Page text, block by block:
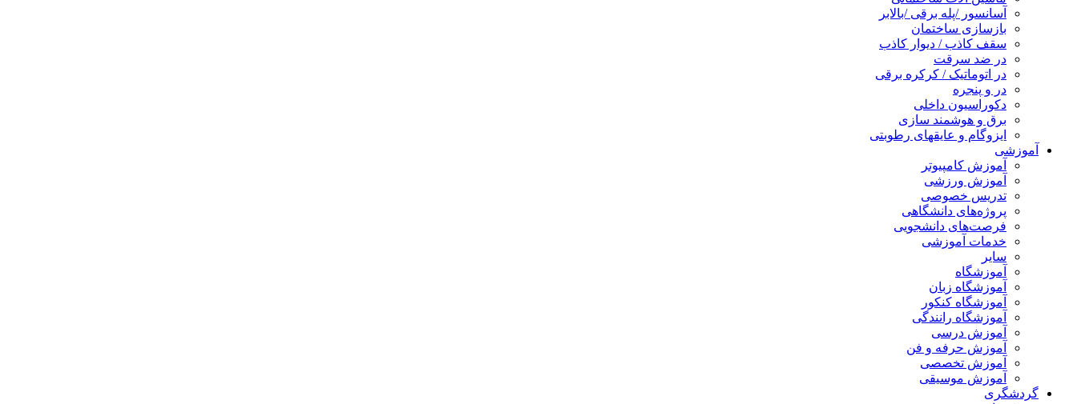
آسانسور /پله برقی /بالابر
بازسازی ساختمان
سقف کاذب / دیوار کاذب
در ضد سرقت
در اتوماتیک / کرکره برقی
در و پنجره
دکوراسیون داخلی
برق و هوشمند سازی
ایزوگام و عایقهای رطوبتی
آموزشی
آموزش کامپیوتر
آموزش ورزشی
تدریس خصوصی
پروژه‌های دانشگاهی
فرصت‌های دانشجویی
خدمات آموزشی
سایر
آموزشگاه
آموزشگاه زبان
آموزشگاه کنکور
آموزشگاه رانندگی
آموزش درسی
آموزش حرفه و فن
آموزش تخصصی
آموزش موسیقی
گردشگری